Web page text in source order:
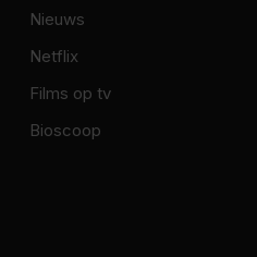
Nieuws
Netflix
Films op tv
Bioscoop